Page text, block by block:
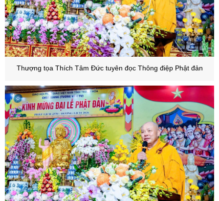
Thượng tọa Thích Tâm Đức tuyên đọc Thông điệp Phật đản